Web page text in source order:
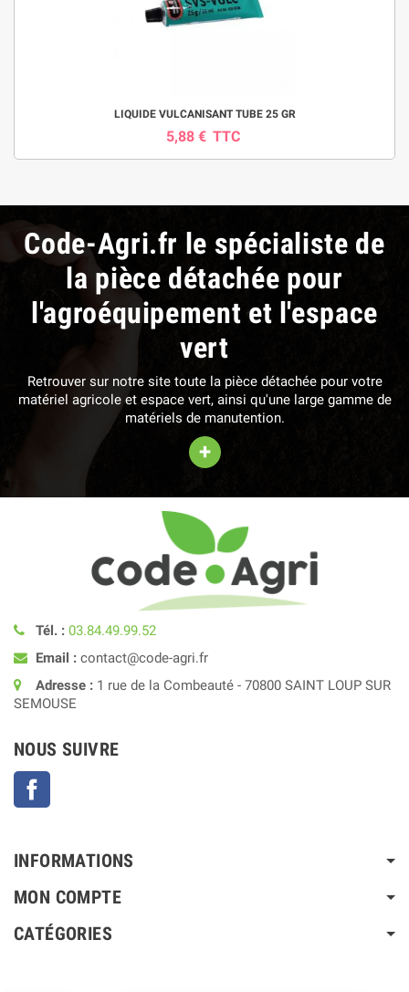
LIQUIDE VULCANISANT TUBE 25 GR
5,88 € TTC
Code-Agri.fr le spécialiste de
la pièce détachée pour
l'agroéquipement et l'espace
vert
Retrouver sur notre site toute la pièce détachée pour votre
matériel agricole et espace vert, ainsi qu'une large gamme de
matériels de manutention.
+
Tél. : 03.84.49.99.52
Email : contact@code-agri.fr
Adresse : 1 rue de la Combeauté - 70800 SAINT LOUP SUR
SEMOUSE
NOUS SUIVRE
INFORMATIONS
MON COMPTE
CATÉGORIES